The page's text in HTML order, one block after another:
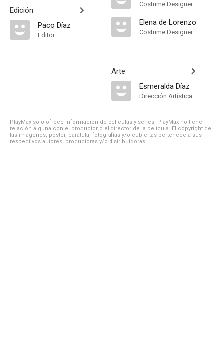
Edición
Paco Díaz
Editor
Costume Designer
Elena de Lorenzo
Costume Designer
Arte
Esmeralda Díaz
Dirección Artística
PlayMax solo ofrece información de películas y series, PlayMax no tiene
relación alguna con el productor o el director de la película. El copyright de
las imágenes, póster, carátula, fotografías y/o cubiertas pertenece a sus
respectivos autores, productoras y/o distribuidoras.